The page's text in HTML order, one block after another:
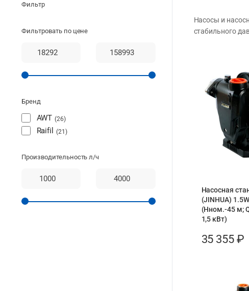
Насосы и
стабильного
Насосная
(JINHUA)
(Hном.-45 м;
1,5 кВт)
35 355₽
Фильтр
Фильтровать по цене
Бренд
AWT 26
Raifil 21
Производительность л/ч